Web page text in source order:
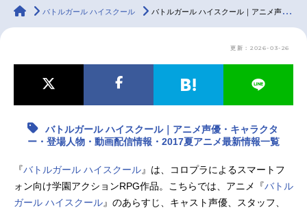
ラジオ
最新記事一覧
アニメ記事一覧 声優記事一覧
アニメ映画一覧 実写化映画一覧
animateTimes
バトルガール ハイスクール バトルガール ハイスクール｜アニメ声優・キャラクター・登場人物・動画配信情報・2017夏アニメ最新情報一覧
更新：2026-03-26
バトルガール ハイスクール｜アニメ声優・キャラクタ
ー・登場人物・動画配信情報・2017夏アニメ最新情報一覧
『バトルガール ハイスクール』は、コロプラによるスマートフ
ォン向け学園アクションRPG作品。こちらでは、アニメ『バトル
ガール ハイスクール』のあらすじ、キャスト声優、スタッフ、